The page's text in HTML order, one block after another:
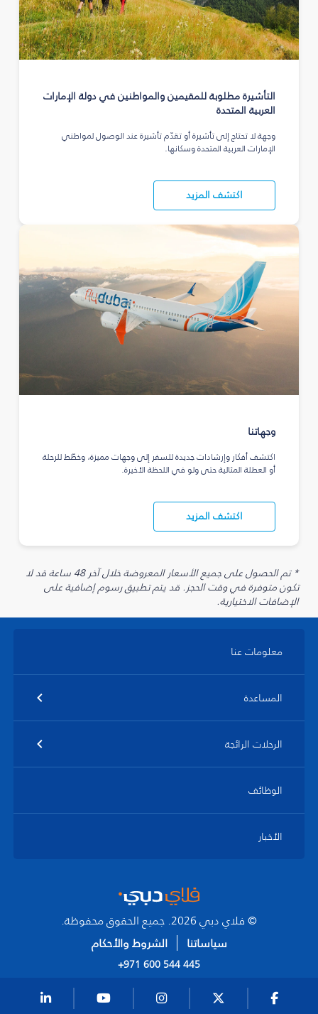
التأشيرة مطلوبة للمقيمين والمواطنين في دولة الإمارات
العربية المتحدة
وجهة لا تحتاج إلى تأشيرة أو تقدّم تأشيرة عند الوصول لمواطني
الإمارات العربية المتحدة وسكانها.
اكتشف المزيد
وجهاتنا
اكتشف أفكار وإرشادات جديدة للسفر إلى وجهات مميزة، وخطّط للرحلة
أو العطلة المثالية حتى ولو في اللحظة الأخيرة.
اكتشف المزيد
* تم الحصول على جميع الأسعار المعروضة خلال آخر 48 ساعة قد لا
تكون متوفرة في وقت الحجز. قد يتم تطبيق رسوم إضافية على
الإضافات الاختيارية.
معلومات عنا
المساعدة
الرحلات الرائجة
الوظائف
الأخبار
© فلاي دبي 2026. جميع الحقوق محفوظة.
سياساتنا
الشروط والأحكام
+971 600 544 445